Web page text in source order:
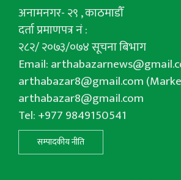
अनामनगर- २९ , काठमाडौँ
दर्ता प्रमाणपत्र नं :
२८२/ २०७३/०७४ सूचना बिभाग
Email:
arthabazar8@gmail.com
arthabazar8@gmail.com
Tel: +977 9849150541
सम्पादकीय नीति